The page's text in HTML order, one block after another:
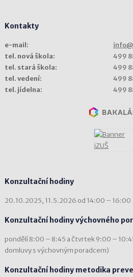
Kontakty
e-mail:
tel. nová škola:
499
tel. stará škola:
499
tel. vedení:
499
tel. jídelna:
499
Konzultační hodiny
20.10.2025, 11.5.2026 od 14:00 – 16:00
Konzultační hodiny výchovného
pondělí 8:00 – 8:45 a čtvrtek 9:00 –
domluvy s výchovným poradcem)
Konzultační hodiny metodika